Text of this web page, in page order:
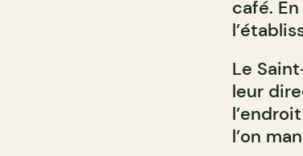
café.
Le
leur
l’on